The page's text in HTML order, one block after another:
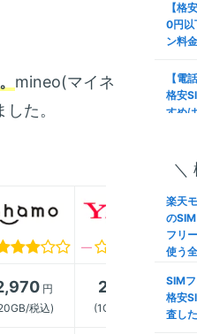
mineo(マイネ
た。
― ―
円
税込)
2,178
(1GB〜/税込)
【格
0円以
ン料
【電
格安
すめ
安
【口
クレ
M徹
家族
家族
＼
楽天
の
フリ
使う
SIM
格安
査し